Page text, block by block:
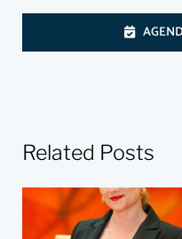
Related Posts